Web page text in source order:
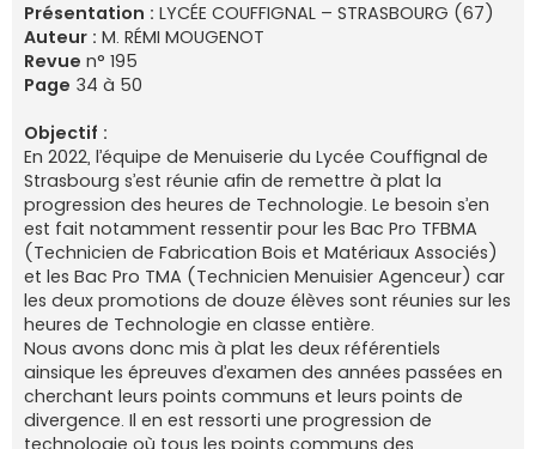
s
s
a
g
e
Présentation : LYCÉE COUFFIGNAL – STRASBOURG (67)
Auteur : M. RÉMI MOUGENOT
Revue n° 195
Page 34 à 50
Objectif :
En 2022, l’équipe de Menuiserie du Lycée Couffignal de
Strasbourg s’est réunie afin de remettre à plat la
progression des heures de Technologie. Le besoin s’en
est fait notamment ressentir pour les Bac Pro TFBMA
(Technicien de Fabrication Bois et Matériaux Associés)
et les Bac Pro TMA (Technicien Menuisier Agenceur) car
les deux promotions de douze élèves sont réunies sur les
heures de Technologie en classe entière.
Nous avons donc mis à plat les deux référentiels
ainsique les épreuves d’examen des années passées en
cherchant leurs points communs et leurs points de
divergence. Il en est ressorti une progression de
technologie où tous les points communs des